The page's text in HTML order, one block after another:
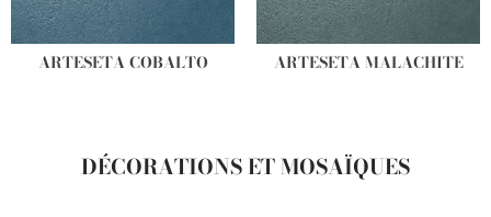
ARTESETA COBALTO ARTESETA MALACHITE
DÉCORATIONS ET MOSAÏQUES